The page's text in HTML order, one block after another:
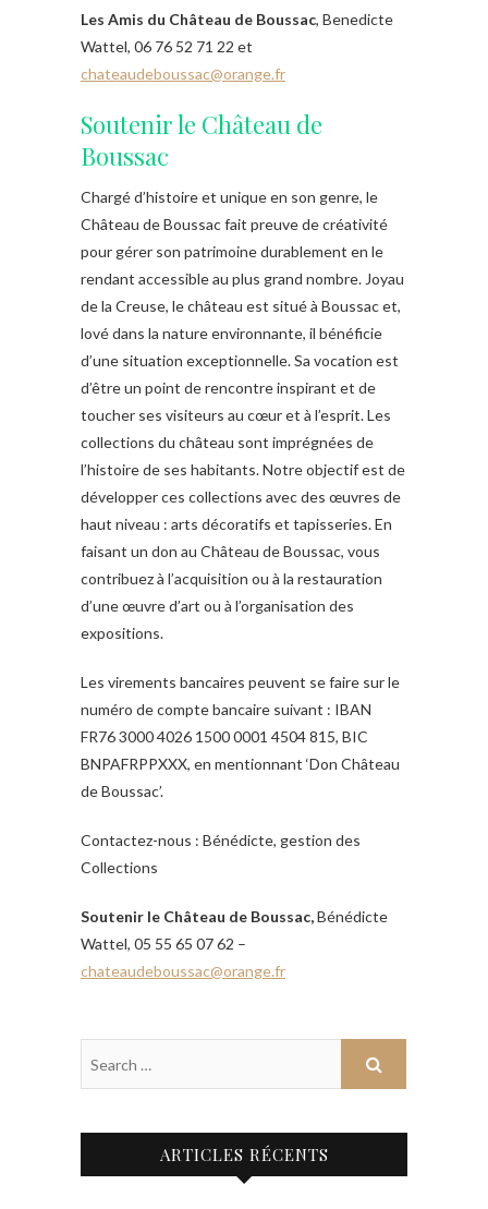
Les Amis du Château de Boussac, Benedicte
Wattel, 06 76 52 71 22 et
chateaudeboussac@orange.fr
Soutenir le Château de
Boussac
Chargé d’histoire et unique en son genre, le
Château de Boussac fait preuve de créativité
pour gérer son patrimoine durablement en le
rendant accessible au plus grand nombre. Joyau
de la Creuse, le château est situé à Boussac et,
lové dans la nature environnante, il bénéficie
d’une situation exceptionnelle. Sa vocation est
d’être un point de rencontre inspirant et de
toucher ses visiteurs au cœur et à l’esprit. Les
collections du château sont imprégnées de
l’histoire de ses habitants. Notre objectif est de
développer ces collections avec des œuvres de
haut niveau : arts décoratifs et tapisseries. En
faisant un don au Château de Boussac, vous
contribuez à l’acquisition ou à la restauration
d’une œuvre d’art ou à l’organisation des
expositions.
Les virements bancaires peuvent se faire sur le
numéro de compte bancaire suivant : IBAN
FR76 3000 4026 1500 0001 4504 815, BIC
BNPAFRPPXXX, en mentionnant ‘Don Château
de Boussac’.
Contactez-nous : Bénédicte, gestion des
Collections
Soutenir le Château de Boussac,Bénédicte
Wattel, 05 55 65 07 62 –
chateaudeboussac@orange.fr
ARTICLES RÉCENTS